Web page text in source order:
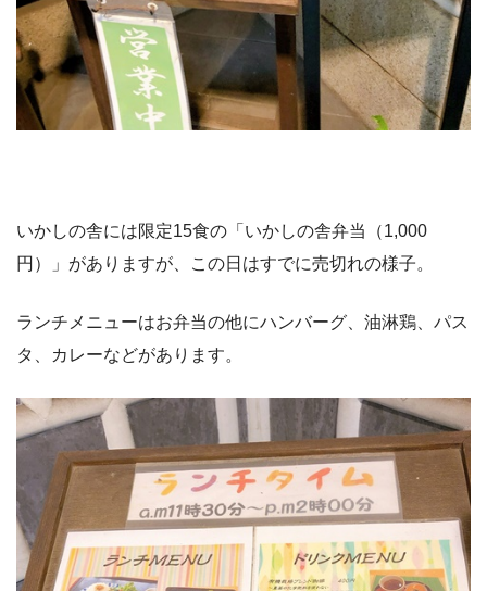
いかしの舎には限定15食の「いかしの舎弁当（1,000
円）」がありますが、この日はすでに売切れの様子。
ランチメニューはお弁当の他にハンバーグ、油淋鶏、パス
タ、カレーなどがあります。